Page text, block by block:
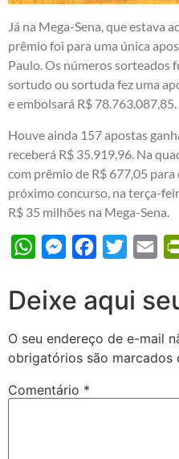
Já na Mega-Sena, que estava
prêmio foi para uma única
Paulo. Os números sorteados
sortudo ou sortuda fez uma
e embolsará R$ 78.763.087,85.
Houve ainda 157 apostas
receberá R$ 35.919,96. Na
com prêmio de R$ 677,05
próximo concurso, na terça-
R$ 35 milhões na Mega-Sena.
WhatsAppMessengerFacebook
Twitter
Deixe aqui
O seu endereço de e-mail
obrigatórios são marcados
Comentário *